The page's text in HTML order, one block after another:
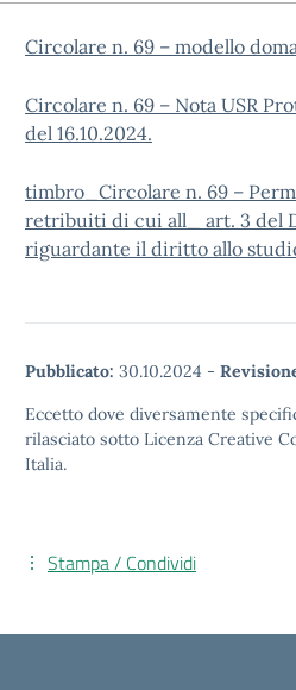
Circolare n. 69 – modello
Circolare n. 69 – Nota USR
del 16.10.2024.
timbro_Circolare n. 69 –
retribuiti di cui all_ art. 3 del
riguardante il diritto allo
Pubblicato: 30.10.2024 -
Eccetto dove diversamente
rilasciato sotto Licenza Creative
Italia.
Stampa / Condividi